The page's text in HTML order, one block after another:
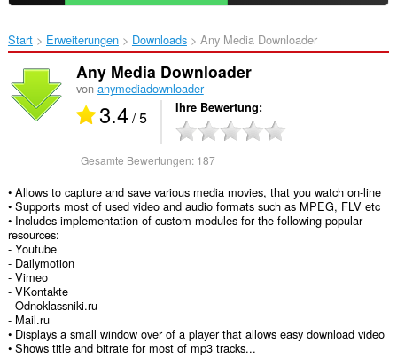
Start Erweiterungen Downloads Any Media Downloader‎
Any Media Downloader
von anymediadownloader
3.4/ 5 Ihre Bewertung
Gesamte Bewertungen: 187
• Allows to capture and save various media movies, that you watch on-line
• Supports most of used video and audio formats such as MPEG, FLV etc
• Includes implementation of custom modules for the following popular
resources:
- Youtube
- Dailymotion
- Vimeo
- VKontakte
- Odnoklassniki.ru
- Mail.ru
• Displays a small window over of a player that allows easy download video
• Shows title and bitrate for most of mp3 tracks...